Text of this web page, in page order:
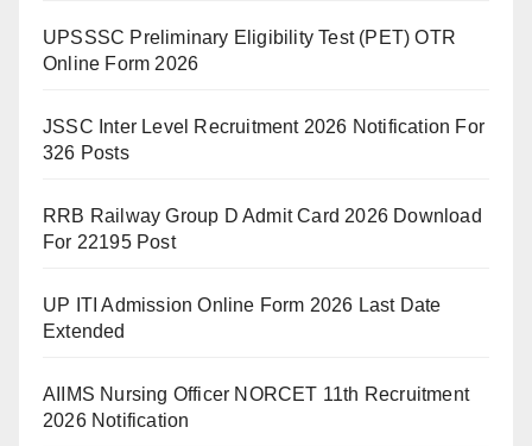
UPSSSC Preliminary Eligibility Test (PET) OTR
Online Form 2026
JSSC Inter Level Recruitment 2026 Notification For
326 Posts
RRB Railway Group D Admit Card 2026 Download
For 22195 Post
UP ITI Admission Online Form 2026 Last Date
Extended
AIIMS Nursing Officer NORCET 11th Recruitment
2026 Notification